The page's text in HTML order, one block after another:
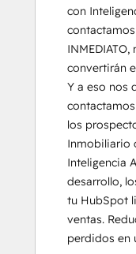
con
convertirán
Y a eso nos
los
Inmobiliario
Inteligencia
desarrollo,
tu HubSpot
ventas.
perdidos en